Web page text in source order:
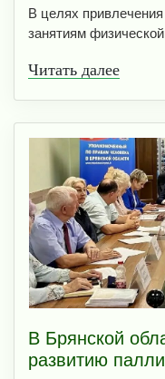
В целях
занятиям
Читать далее
В Брянской
развитию